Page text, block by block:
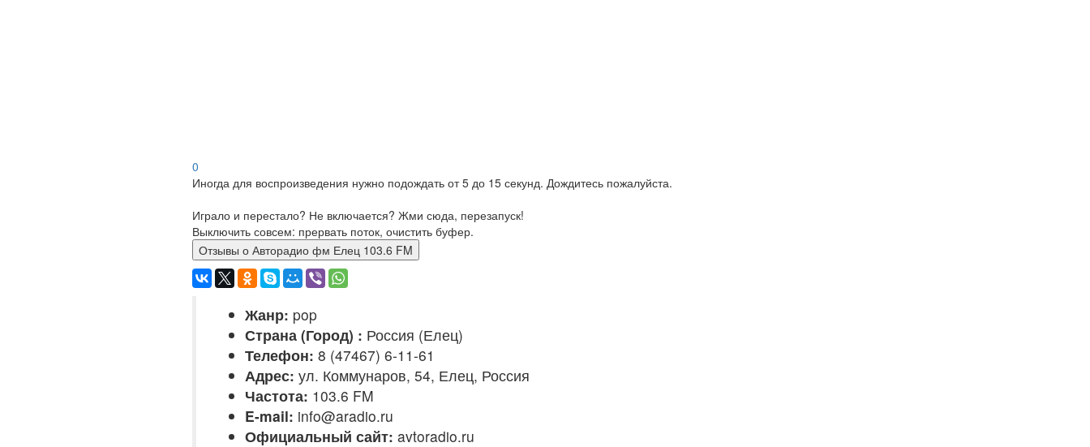
0
Иногда для воспроизведения нужно подождать от 5 до 15 секунд. Дождитесь пожалуйста.
Играло и перестало? Не включается? Жми сюда, перезапуск!
Выключить совсем: прервать поток, очистить буфер.
Отзывы о Авторадио фм Елец 103.6 FM
Жанр: pop
Страна (Город) : Россия (Елец)
Телефон: 8 (47467) 6-11-61
Адрес: ул. Коммунаров, 54, Елец, Россия
Частота: 103.6 FM
E-mail: info@aradio.ru
Официальный сайт: avtoradio.ru